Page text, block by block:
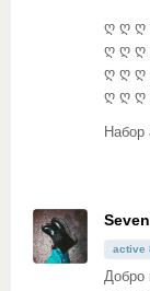
ღ ღ ღ
ღ ღ ღ
ღ ღ ღ
ღ ღ ღ
Набор
active
Добро